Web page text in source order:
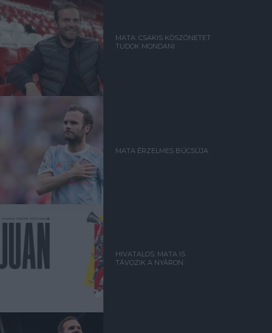
MATA: CSAKIS KÖSZÖNETET
TUDOK MONDANI
MATA ÉRZELMES BÚCSÚJA
HIVATALOS: MATA IS
TÁVOZIK A NYÁRON